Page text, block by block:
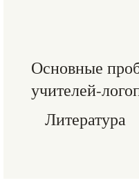
Основные
учителей-
Литература